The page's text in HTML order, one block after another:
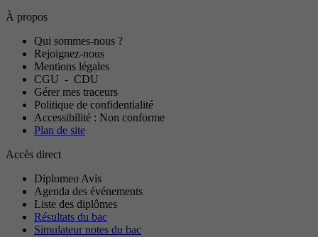
À propos
Qui sommes-nous ?
Rejoignez-nous
Mentions légales
CGU - CDU
Gérer mes traceurs
Politique de confidentialité
Accessibilité : Non conforme
Plan de site
Accès direct
Diplomeo Avis
Agenda des événements
Liste des diplômes
Résultats du bac
Simulateur notes du bac